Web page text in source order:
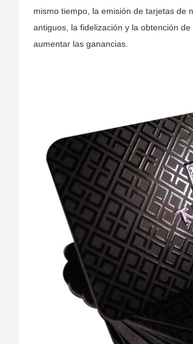
mismo tiempo, la emisión de tarjetas de
antiguos, la fidelización y la obtención
aumentar las ganancias.